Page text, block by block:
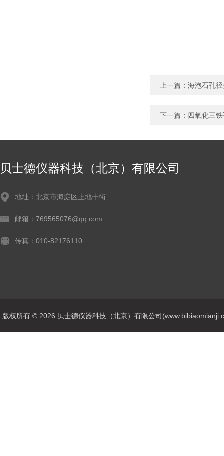
上一篇： 海泡石孔
下一篇： 四氧化三
贝士德仪器科技（北京）有限公司
地址：北京市海淀区上地十街
邮箱：769565076@qq.com
传真：010-82176110
版权所有 © 2026 贝士德仪器科技（北京）有限公司